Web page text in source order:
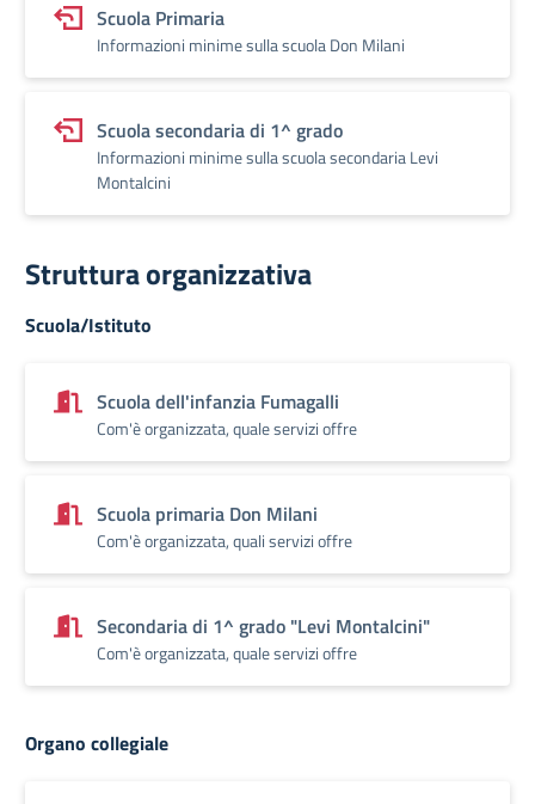
Scuola Primaria
Informazioni minime sulla scuola Don Milani
Scuola secondaria di 1^ grado
Informazioni minime sulla scuola secondaria Levi
Montalcini
Struttura organizzativa
Scuola/Istituto
Scuola dell'infanzia Fumagalli
Com'è organizzata, quale servizi offre
Scuola primaria Don Milani
Com'è organizzata, quali servizi offre
Secondaria di 1^ grado "Levi Montalcini"
Com'è organizzata, quale servizi offre
Organo collegiale